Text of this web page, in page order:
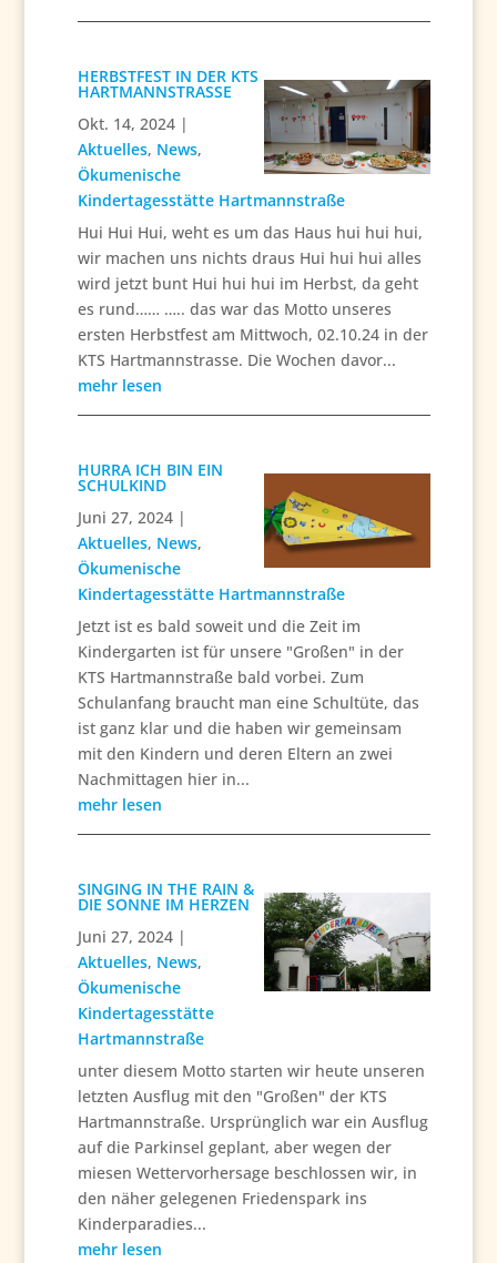
HERBSTFEST IN DER KTS
HARTMANNSTRASSE
Okt. 14, 2024 |
Aktuelles, News,
Ökumenische
Kindertagesstätte Hartmannstraße
Hui Hui Hui, weht es um das Haus hui hui hui,
wir machen uns nichts draus Hui hui hui alles
wird jetzt bunt Hui hui hui im Herbst, da geht
es rund…… ….. das war das Motto unseres
ersten Herbstfest am Mittwoch, 02.10.24 in der
KTS Hartmannstrasse. Die Wochen davor...
mehr lesen
HURRA ICH BIN EIN
SCHULKIND
Juni 27, 2024 |
Aktuelles, News,
Ökumenische
Kindertagesstätte Hartmannstraße
Jetzt ist es bald soweit und die Zeit im
Kindergarten ist für unsere "Großen" in der
KTS Hartmannstraße bald vorbei. Zum
Schulanfang braucht man eine Schultüte, das
ist ganz klar und die haben wir gemeinsam
mit den Kindern und deren Eltern an zwei
Nachmittagen hier in...
mehr lesen
SINGING IN THE RAIN &
DIE SONNE IM HERZEN
Juni 27, 2024 |
Aktuelles, News,
Ökumenische
Kindertagesstätte
Hartmannstraße
unter diesem Motto starten wir heute unseren
letzten Ausflug mit den "Großen" der KTS
Hartmannstraße. Ursprünglich war ein Ausflug
auf die Parkinsel geplant, aber wegen der
miesen Wettervorhersage beschlossen wir, in
den näher gelegenen Friedenspark ins
Kinderparadies...
mehr lesen